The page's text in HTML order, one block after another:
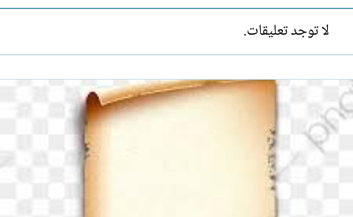
لا توجد تعليقات.